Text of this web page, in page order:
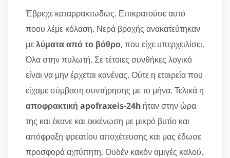
Έβρεχε καταρρακτωδώς. Επικρατούσε αυτό
ποου λέμε κόλαση. Νερά βροχής ανακατεύτηκαν
μελύματα από το βόθρο, που είχε υπερχειλίσει.
Όλα στην πυλωτή. Σε τέτοιες συνθήκες λογικό
είναι να μην έρχεται κανένας. Ούτε η εταιρεία που
είχαμε σύμβαση συντήρησης με το μήνα. Τελικά η
αποφρακτική apofraxeis-24h ήταν στην ώρα
της και έκανε και εκκένωση με μικρό βυτίο και
απόφραξη φρεατίου αποχέτευσης και μας έδωσε
προσφορά αχτύπητη. Ουδέν κακόν αμιγές καλού.